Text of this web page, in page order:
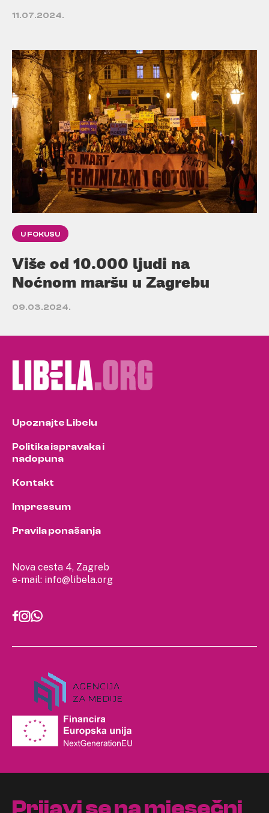
11.07.2024.
U FOKUSU
Više od 10.000 ljudi na
Noćnom maršu u Zagrebu
09.03.2024.
Nova cesta 4, Zagreb
e-mail: info@libela.org
Upoznajte Libelu
Politika ispravaka i
nadopuna
Kontakt
Impressum
Pravila ponašanja